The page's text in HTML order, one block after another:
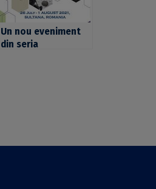
ArchaeoSciences
din cadrul ICUB
Un nou eveniment
din seria
Neolithic grinding